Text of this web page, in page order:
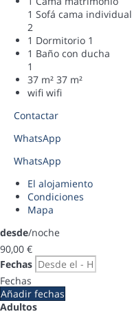
1 Sofá cama individual
2
1 Dormitorio 1
1 Baño con ducha
1
37 m² 37 m²
wifi wifi
Contactar
WhatsApp
WhatsApp
El alojamiento
Condiciones
Mapa
desde/noche
90,00 €
Fechas
Fechas
Añadir fechas
Adultos